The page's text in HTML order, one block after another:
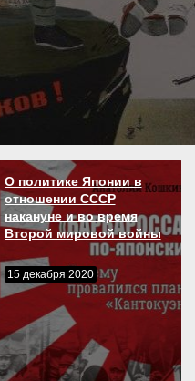
за мировое господство,
О политике Японии в
отношении СССР
накануне и во время
Второй мировой войны
15 декабря 2020